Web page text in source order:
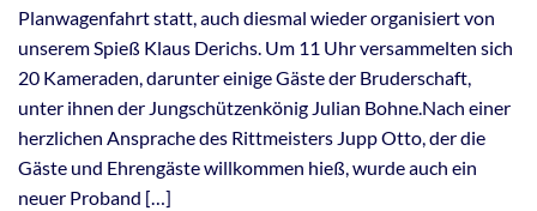
Planwagenfahrt statt, auch diesmal wieder organisiert von
unserem Spieß Klaus Derichs. Um 11 Uhr versammelten sich
20 Kameraden, darunter einige Gäste der Bruderschaft,
unter ihnen der Jungschützenkönig Julian Bohne.Nach einer
herzlichen Ansprache des Rittmeisters Jupp Otto, der die
Gäste und Ehrengäste willkommen hieß, wurde auch ein
neuer Proband […]